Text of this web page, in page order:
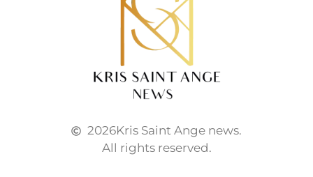
2026Kris Saint Ange news.
All rights reserved.